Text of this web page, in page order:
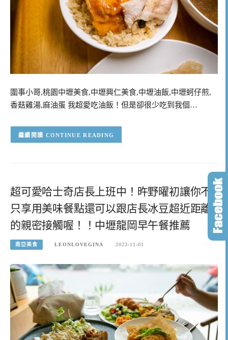
圍事小哥,桃園中壢美食,中壢興仁美食,中壢油飯,中壢蚵仔煎,
香菇雞湯,麻油蛋 我超愛吃油飯！但是卻很少吃到我個…
CONTINUE READING
超可愛哈士奇店長上班中！旿野曜初讓你不
只享用美味餐點還可以跟店長冰豆超近距離
的親密接觸喔！！中壢龍岡早午餐推薦
南亞美食 LEONLOVEGINA 2023-11-01